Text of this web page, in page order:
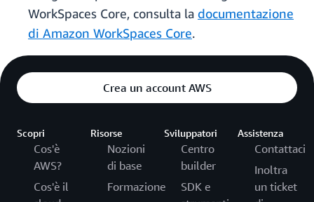
WorkSpaces Core, consulta la documentazione
di Amazon WorkSpaces Core.
Crea un account AWS
Scopri
Cos'è
AWS?
Cos'è il
Risorse
Nozioni
di base
Formazione
Sviluppatori
Centro
builder
SDK e
Assistenza
Contattaci
Inoltra
un ticket